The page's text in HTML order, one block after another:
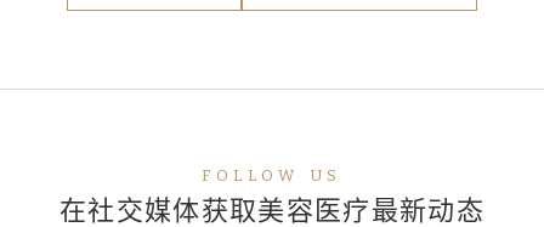
FOLLOW US
在社交媒体获取美容医疗最新动态